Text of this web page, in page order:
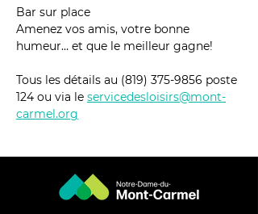
Bar sur place
Amenez vos amis, votre bonne
humeur… et que le meilleur gagne!
Tous les détails au (819) 375-9856 poste
124 ou via le servicedesloisirs@mont-
carmel.org